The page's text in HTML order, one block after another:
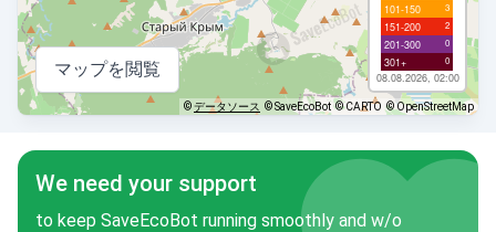
101-150 3
151-200 2
201-300 0
301+ 0
08.08.2026, 02:00
マップを閲覧
©データソース © SaveEcoBot © CARTO © OpenStreetMap
We need your support
to keep SaveEcoBot running smoothly and w/o